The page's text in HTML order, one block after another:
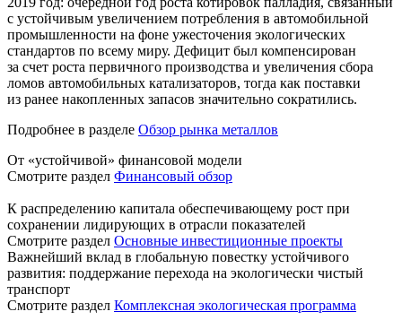
с устойчивым увеличением потребления в автомобильной
промышленности на фоне ужесточения экологических
стандартов по всему миру. Дефицит был компенсирован
за счет роста первичного производства и увеличения сбора
ломов автомобильных катализаторов, тогда как поставки
из ранее накопленных запасов значительно сократились.
Подробнее в разделе Обзор рынка металлов
От «устойчивой» финансовой модели
Смотрите раздел Финансовый обзор
К распределению капитала обеспечивающему рост при
сохранении лидирующих в отрасли показателей
Смотрите раздел Основные инвестиционные проекты
Важнейший вклад в глобальную повестку устойчивого
развития: поддержание перехода на экологически чистый
транспорт
Смотрите раздел Комплексная экологическая программа